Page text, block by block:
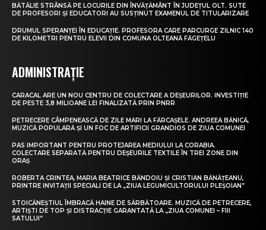
BĂTĂLIE STRÂNSĂ PE LOCURILE DIN ÎNVĂȚĂMÂNT ÎN JUDEȚUL OLT. SUTE
DE PROFESORI ȘI EDUCATORI AU SUSȚINUT EXAMENUL DE TITULARIZARE
DRUMUL SPERANȚEI ÎN EDUCAȚIE. PROFESORA CARE PARCURGE ZILNIC 140
DE KILOMETRI PENTRU ELEVII DIN COMUNA OLTEANĂ FĂGEȚELU
ADMINISTRAȚIE
CARACAL ARE UN NOU CENTRU DE COLECTARE A DEȘEURILOR. INVESTIȚIE
DE PESTE 3,8 MILIOANE LEI FINALIZATĂ PRIN PNRR
PETRECERE CÂMPENEASCĂ DE ZILE MARI LA FĂRCAȘELE. ANDREEA BĂNICĂ,
MUZICĂ POPULARĂ ȘI UN FOC DE ARTIFICII GRANDIOS DE ZIUA COMUNEI
PAS IMPORTANT PENTRU PROTEJAREA MEDIULUI LA CORABIA.
COLECTARE SEPARATĂ PENTRU DEȘEURILE TEXTILE ÎN TREI ZONE DIN
ORAȘ
ROBERTA CRINTEA, MARIA BEATRICE BĂNDOIU ȘI CRISTIAN BĂNĂȚEANU,
PRINTRE INVITAȚII SPECIALI DE LA „ZIUA LEGUMICULTORULUI PLEȘOIAN”
STOICĂNEȘTIUL ÎMBRACĂ HAINE DE SĂRBĂTOARE. MUZICĂ DE PETRECERE,
ARTIȘTI DE TOP ȘI DISTRACȚIE GARANTATĂ LA „ZIUA COMUNEI – FIII
SATULUI”